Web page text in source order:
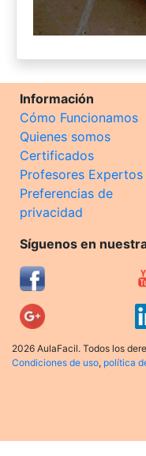
Información
Cómo Funcionamos
Quienes somos
Certificados
Profesores Expertos
Preferencias de
privacidad
Síguenos en
2026 AulaFacil. Todos los
Condiciones de uso, política